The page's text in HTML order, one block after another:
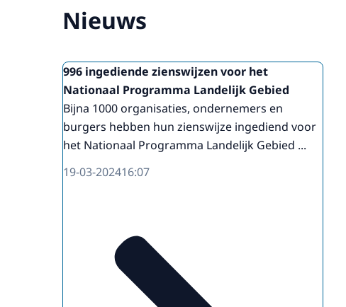
Nieuws
996 ingediende zienswijzen voor het
Nationaal Programma Landelijk Gebied
Bijna 1000 organisaties, ondernemers en
burgers hebben hun zienswijze ingediend voor
het Nationaal Programma Landelijk Gebied ...
19-03-202416:07